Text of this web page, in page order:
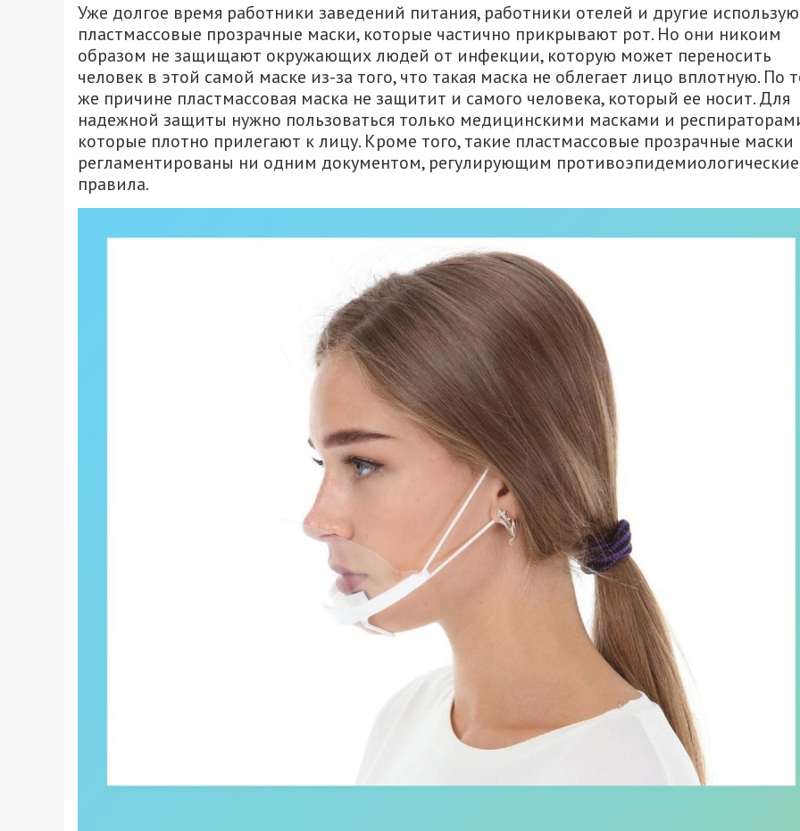
Уже долгое время работники заведений питания, работники отелей и другие
пластмассовые прозрачные маски, которые частично прикрывают рот. Но они никоим
образом не защищают окружающих людей от инфекции, которую может переносить
человек в этой самой маске из-за того, что такая маска не облегает лицо вплотную. По
же причине пластмассовая маска не защитит и самого человека, который ее носит. Для
надежной защиты нужно пользоваться только медицинскими масками и
которые плотно прилегают к лицу. Кроме того, такие пластмассовые прозрачные маски
регламентированы ни одним документом, регулирующим противоэпидемиологические
правила.